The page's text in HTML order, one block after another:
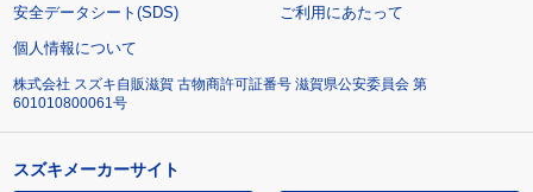
安全データシート(SDS)
ご利用にあたって
個人情報について
株式会社 スズキ自販滋賀 古物商許可証番号 滋賀県公安委員会 第
601010800061号
スズキメーカーサイト